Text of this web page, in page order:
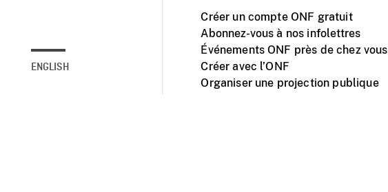
ENGLISH
Créer un compte ONF gratuit
Abonnez-vous à nos infolettres
Événements ONF près de chez vous
Créer avec l’ONF
Organiser une projection publique